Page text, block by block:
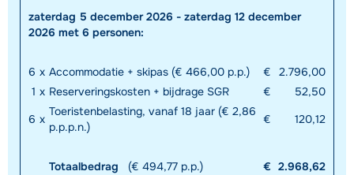
zaterdag 5 december 2026 - zaterdag 12 december
2026 met 6 personen:
6 x Accommodatie + skipas (€ 466,00 p.p.) €
2.796,00
1 x Reserveringskosten + bijdrage SGR €
52,50
6 x
Toeristenbelasting, vanaf 18 jaar (€ 2,86
p.p.p.n.)
€ 120,12
Totaalbedrag (€ 494,77 p.p.) € 2.968,62